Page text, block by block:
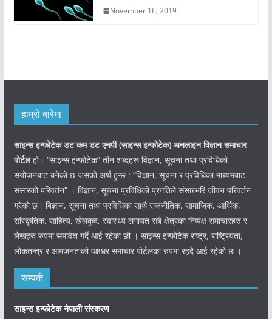
November 16, 2019
हाम्रो बारेमा
साइन्स इन्फोटेक डट कम डट एनपी (साइन्सइन्फोटेक) अनलाइन विज्ञान समाचार
पोर्टलहो। “साइन्स इन्फोटेक” तीन शब्दहरू विज्ञान, सूचना तथा प्रविधिको
संयोजनबाट बनेको छ जसको अर्थ हुन्छ : “विज्ञान, सूचना र प्रविधिका माध्यमबाट
संसारको परिवर्तन” । विज्ञान, सूचना प्रविधिको प्रगतिले संसारभरि जीवन परिवर्तन
गरेको छ। बिज्ञान, सूचना तथा प्रविधिका साथै राजनीतिक, सामाजिक, आर्थिक,
सांस्कृतिक, साहित्य, खेलकुद, स्वास्थ्य लगायत सबै क्षेत्रका निष्पक्ष समाचारहरु र
लेखहरु रुपमा समावेश गर्दै आई रहेका छौ । साइन्स इन्फोटेक राष्ट्र, राष्ट्रियता,
लोकतन्त्र र आमजनताको पक्षधर समाचार पोर्टलका रुपमा रहदै आई रहेको छ ।
सम्पर्क
साइन्स इन्फोटेक नेपाली संस्करण